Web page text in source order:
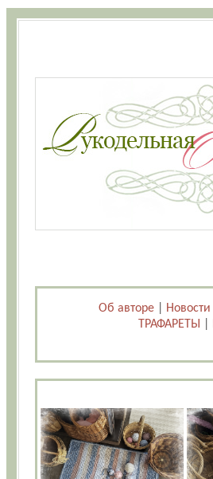
Об авторе Новости
ТРАФАРЕТЫ